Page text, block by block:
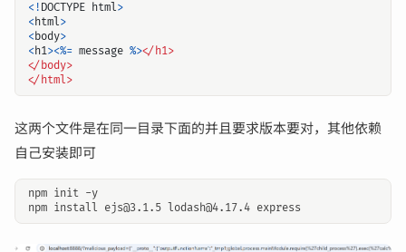
<! DOCTYPE html>
<html>
<body>
<h1><%= message %></h1>
</body>
</html>
这两个文件是在同一目录下面的并且要求版本要对，其他依赖
自己安装即可
npm init -y